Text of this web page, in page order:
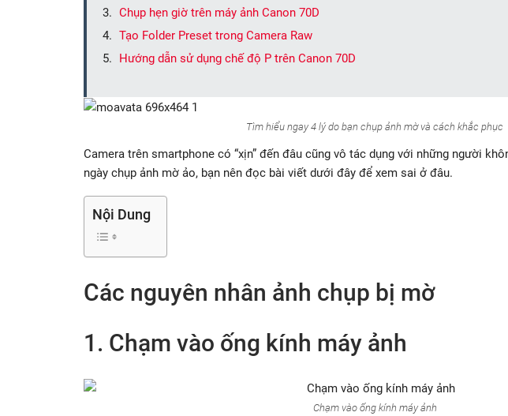
Chụp hẹn giờ trên máy ảnh Canon 70D
Tạo Folder Preset trong Camera Raw
Hướng dẫn sử dụng chế độ P trên Canon 70D
Tìm hiểu ngay 4 lý do bạn chụp ảnh mờ và cách khắc phục
Camera trên smartphone có “xịn” đến đâu cũng vô tác dụng với những người
ngày chụp ảnh mờ ảo, bạn nên đọc bài viết dưới đây để xem sai ở đâu.
Nội Dung
Các nguyên nhân ảnh chụp bị mờ
1. Chạm vào ống kính máy ảnh
Chạm vào ống kính máy ảnh